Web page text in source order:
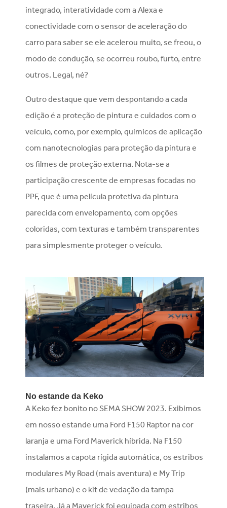
integrado, interatividade com a Alexa e
conectividade com o sensor de aceleração do
carro para saber se ele acelerou muito, se freou, o
modo de condução, se ocorreu roubo, furto, entre
outros. Legal, né?
Outro destaque que vem despontando a cada
edição é a proteção de pintura e cuidados com o
veículo, como, por exemplo, químicos de aplicação
com nanotecnologias para proteção da pintura e
os filmes de proteção externa. Nota-se a
participação crescente de empresas focadas no
PPF, que é uma película protetiva da pintura
parecida com envelopamento, com opções
coloridas, com texturas e também transparentes
para simplesmente proteger o veículo.
No estande da Keko
A Keko fez bonito no SEMA SHOW 2023. Exibimos
em nosso estande uma Ford F150 Raptor na cor
laranja e uma Ford Maverick híbrida. Na F150
instalamos a capota rígida automática, os estribos
modulares My Road (mais aventura) e My Trip
(mais urbano) e o kit de vedação da tampa
traseira. Já a Maverick foi equipada com estribos